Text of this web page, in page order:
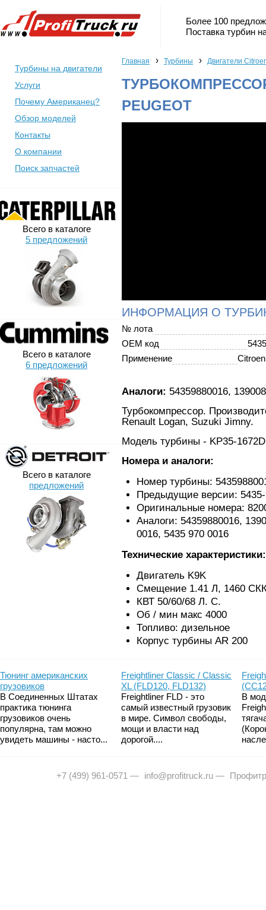
Более 100
Поставка турбин
Турбины на двигатели
Услуги
Почему Американец?
Обзор моделей
Контакты
О компании
Поиск запчастей
Всего в каталоге
5 предложений
Всего в каталоге
6 предложений
Всего в каталоге
предложений
Главная › Турбины › Двигатели
ТУРБОКОМПРЕССОР
PEUGEOT
ИНФОРМАЦИЯ О
№ лота
OEM код
Применение
Аналоги: 54359880016,
Турбокомпрессор.
Renault Logan, Suzuki Jimny.
Модель турбины - KP35-
Номера и аналоги:
Номер турбины:
Предыдущие версии: 5435-
Оригинальные номера:
Аналоги: 54359880016,
0016, 5435 970 0016
Технические характеристики:
Двигатель K9K
Смещение 1.41 Л, 1460
КВТ 50/60/68 Л. С.
Об / мин макс 4000
Топливо: дизельное
Корпус турбины AR 200
Тюнинг американских
грузовиков
В Соединенных Штатах
практика тюнинга
грузовиков очень
популярна, там можно
увидеть машины - насто...
Freightliner Classic / Classic
XL (FLD120, FLD132)
Freightliner FLD - это
самый известный грузовик
в мире. Символ свободы,
мощи и власти над
дорогой....
В
+7 (499) 961-0571 — info@profitruck.ru —